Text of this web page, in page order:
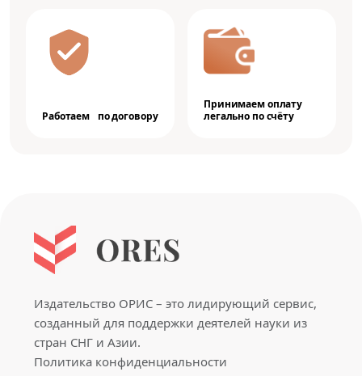
Работаем по договору
Принимаем оплату
легально по счёту
Издательство ОРИС – это лидирующий сервис,
созданный для поддержки деятелей науки из
стран СНГ и Азии.
Политика конфиденциальности